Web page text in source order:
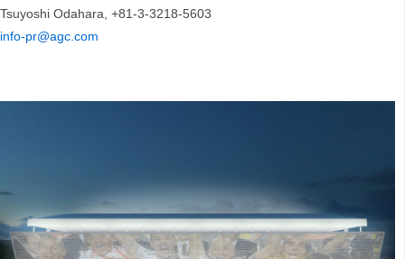
Tsuyoshi Odahara, +81-3-3218-5603
info-pr@agc.com